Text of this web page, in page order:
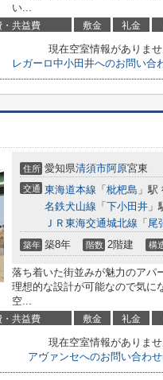
い...
・共益費 敷金 礼金
現在空室情報がありませ
レガーロ中小田井へのお問い合
住所 愛知県清須市阿原宮東
交通 東海道本線 「 枇杷島 」駅
名鉄犬山線 「 下小田井 」
ＪＲ東海交通城北線 「 尾
築年 築8年 階数 2階建 構
落ち着いた街並みが魅力のアパ
理想的な設計が可能なので気に
空...
・共益費 敷金 礼金
現在空室情報がありませ
アヴァンセへのお問い合わ